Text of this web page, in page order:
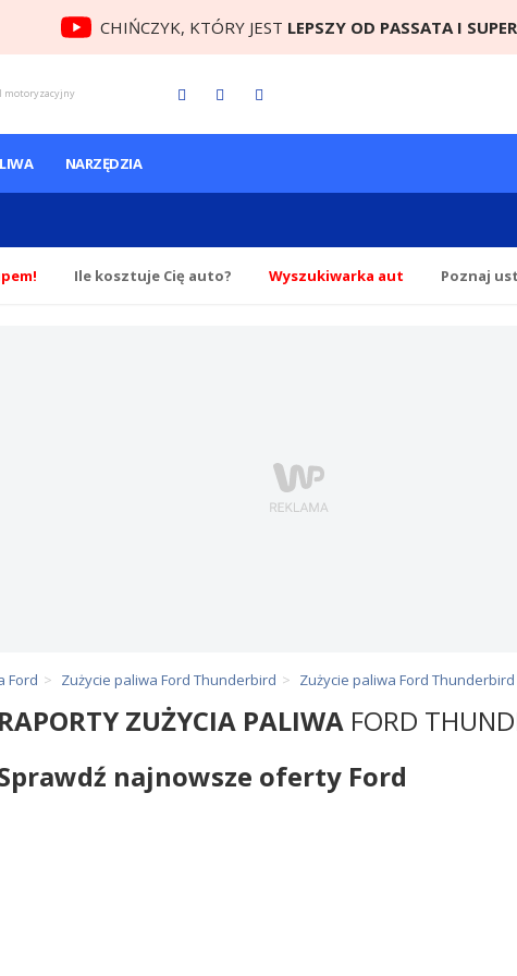
CHIŃCZYK, KTÓRY JEST LEPSZY OD PASSATA I
motoryzacyjny
NARZĘDZIA
Ile kosztuje Cię auto? Wyszukiwarka aut Poznaj
Ford Zużycie paliwa Ford Thunderbird Zużycie paliwa Ford Thunderbird
RAPORTY ZUŻYCIA PALIWA FORD
najnowsze oferty Ford